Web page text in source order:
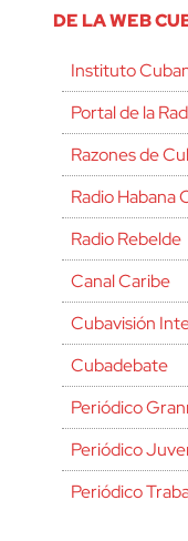
DE LA WEB
Instituto
Portal de la
Razones de
Radio Habana
Radio Rebelde
Canal Caribe
Cubavisión
Cubadebate
Periódico
Periódico
Periódico